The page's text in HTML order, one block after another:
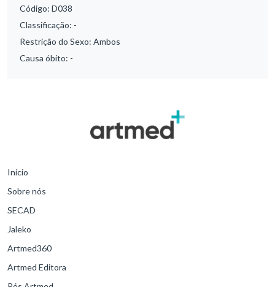
Código: D038
Classificação: -
Restrição do Sexo: Ambos
Causa óbito: -
Início
Sobre nós
SECAD
Jaleko
Artmed360
Artmed Editora